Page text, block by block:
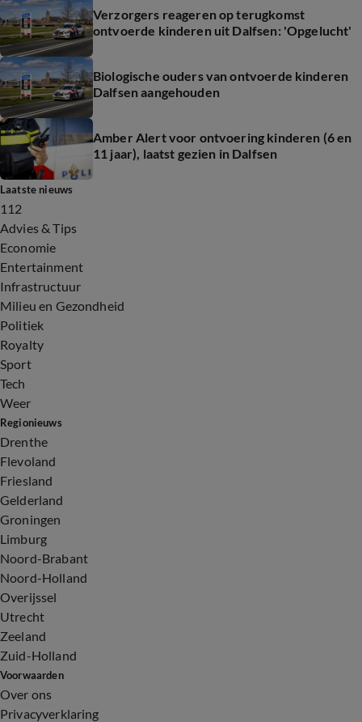
Verzorgers reageren op terugkomst
ontvoerde kinderen uit Dalfsen: 'Opgelucht'
Biologische ouders van ontvoerde kinderen
Dalfsen aangehouden
Amber Alert voor ontvoering kinderen (6 en
11 jaar), laatst gezien in Dalfsen
Laatste nieuws
112
Advies & Tips
Economie
Entertainment
Infrastructuur
Milieu en Gezondheid
Politiek
Royalty
Sport
Tech
Weer
Regionieuws
Drenthe
Flevoland
Friesland
Gelderland
Groningen
Limburg
Noord-Brabant
Noord-Holland
Overijssel
Utrecht
Zeeland
Zuid-Holland
Voorwaarden
Over ons
Privacyverklaring